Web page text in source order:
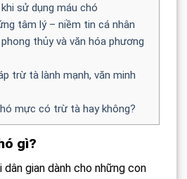
sử dụng máu chó
tâm lý – niềm tin cá nhân
thủy và văn hóa phương
trừ tà lành mạnh, văn minh
mực có trừ tà hay không?
gì?
dân gian dành cho những con